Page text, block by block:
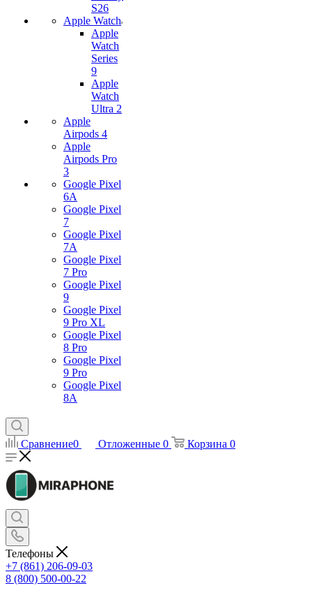
S26
Apple Watch
Apple
Watch
Series
9
Apple
Watch
Ultra 2
Apple
Airpods 4
Apple
Airpods Pro
3
Google Pixel
6A
Google Pixel
7
Google Pixel
7А
Google Pixel
7 Pro
Google Pixel
9
Google Pixel
9 Pro XL
Google Pixel
8 Pro
Google Pixel
9 Pro
Google Pixel
8A
Сравнение0 Отложенные 0 Корзина 0
Телефоны
+7 (861) 206-09-03
8 (800) 500-00-22